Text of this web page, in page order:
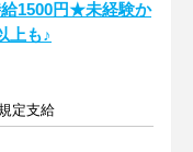
1500円★未経験か
上も♪
定支給